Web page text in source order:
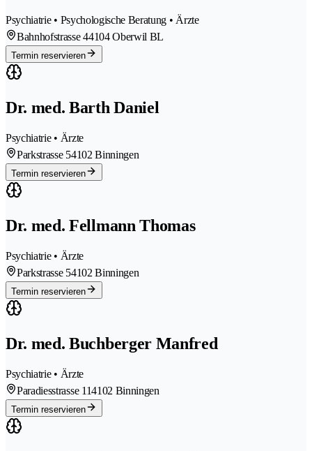
Psychiatrie • Psychologische Beratung • Ärzte
Bahnhofstrasse 44104 Oberwil BL
Termin reservieren
Dr. med. Barth Daniel
Psychiatrie • Ärzte
Parkstrasse 54102 Binningen
Termin reservieren
Dr. med. Fellmann Thomas
Psychiatrie • Ärzte
Parkstrasse 54102 Binningen
Termin reservieren
Dr. med. Buchberger Manfred
Psychiatrie • Ärzte
Paradiesstrasse 114102 Binningen
Termin reservieren